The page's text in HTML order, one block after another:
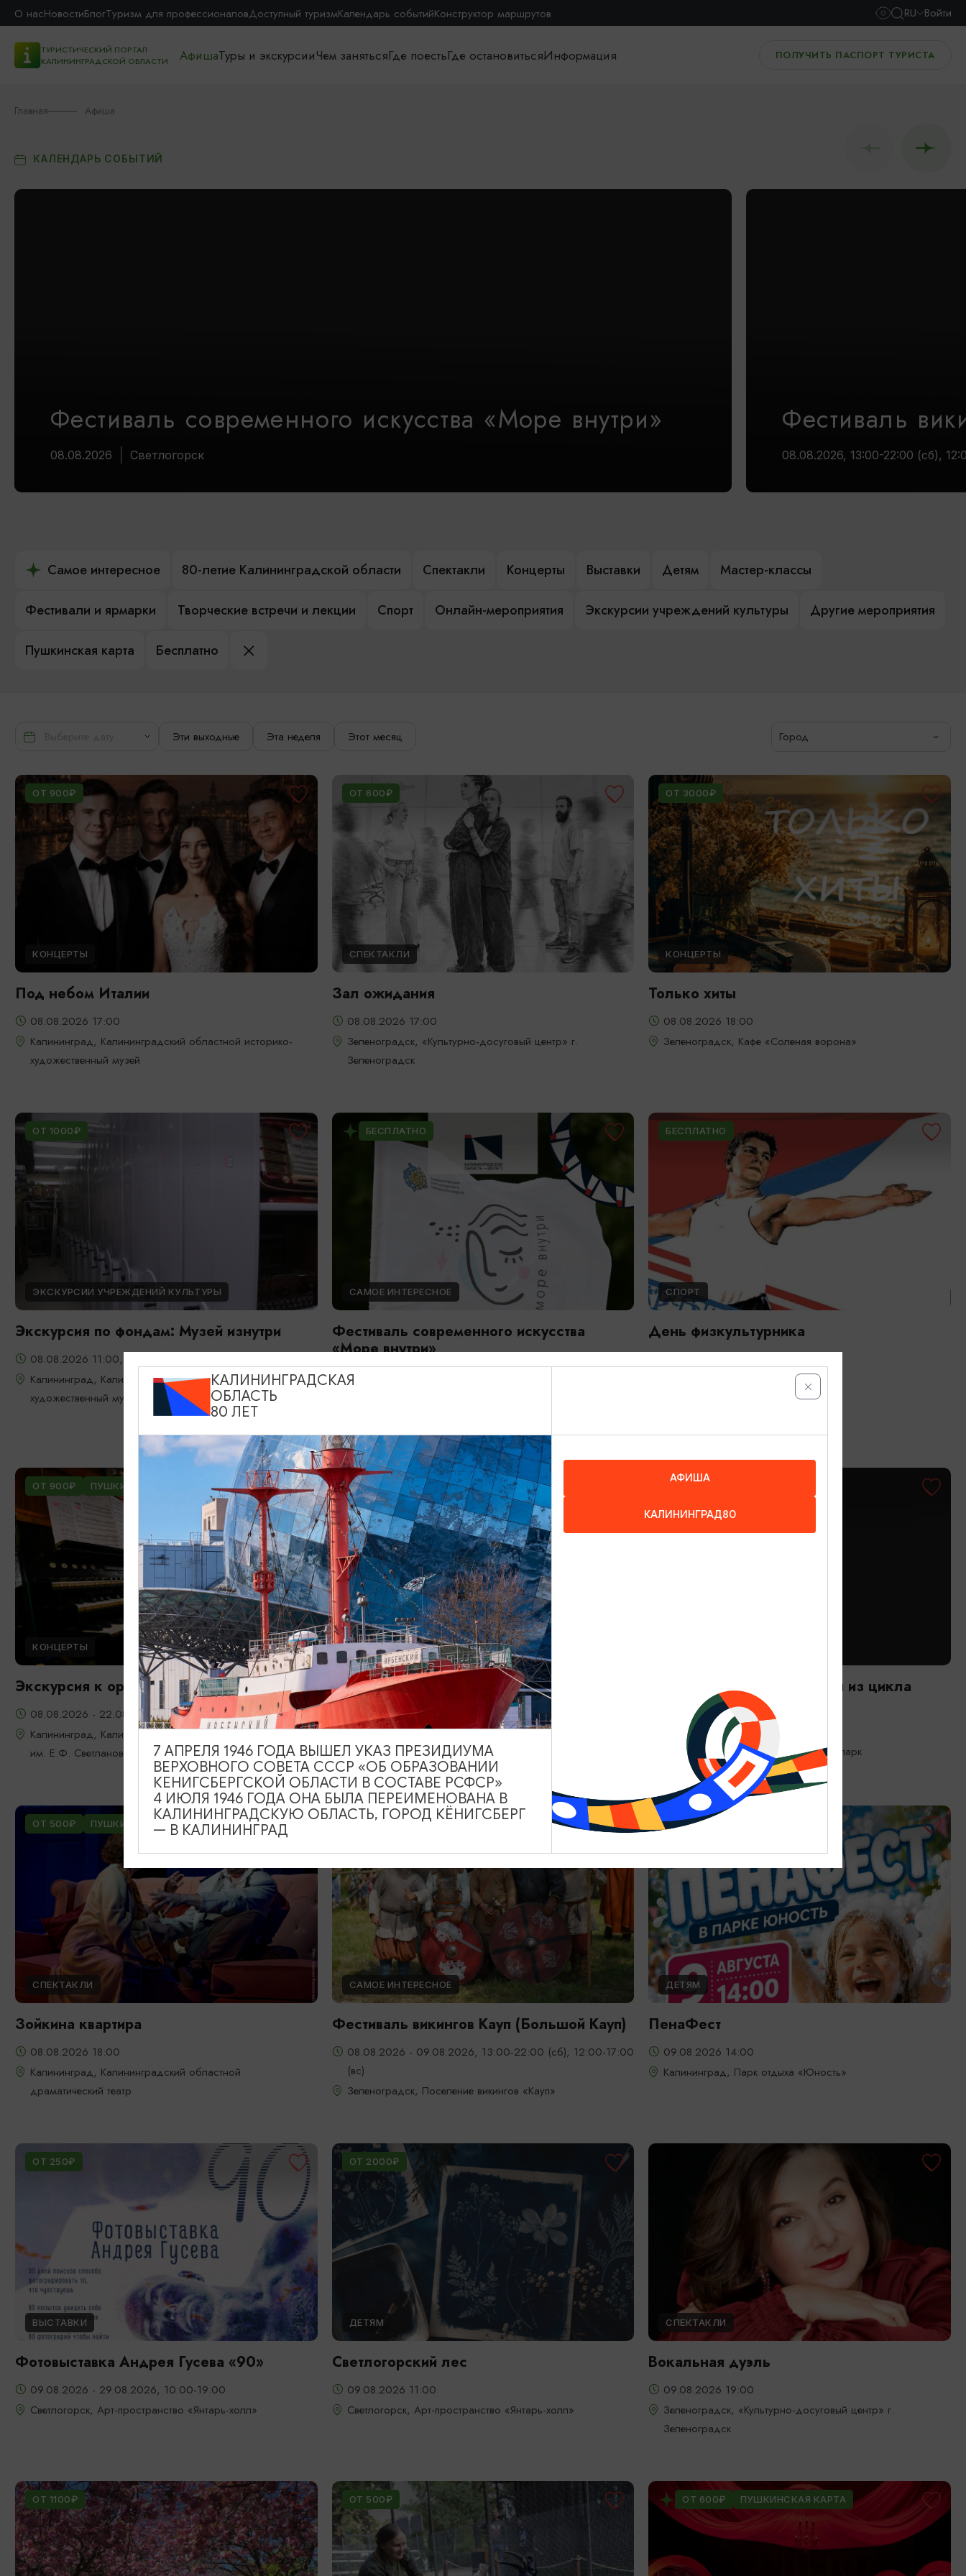
О насНовостиБлогТуризм для профессионаловДоступный туризмКалендарь событийКонструктор маршрутов RU Войти
ТУРИСТИЧЕСКИЙ ПОРТАЛ
КАЛИНИНГРАДСКОЙ ОБЛАСТИ
АфишаТуры и экскурсииЧем занятьсяГде поестьГде остановитьсяИнформация ПОЛУЧИТЬ ПАСПОРТ ТУРИСТА
Главная Афиша
КАЛЕНДАРЬ СОБЫТИЙ
Фестиваль современного искусства «Море внутри»
08.08.2026 Светлогорск
Фестиваль
08.08.2026, 13:00-22:00 (сб),
Самое интересное 80-летие Калининградской области Спектакли Концерты Выставки Детям Мастер-классы
Фестивали и ярмарки Творческие встречи и лекции Спорт Онлайн-мероприятия Экскурсии учреждений культуры Другие мероприятия
Пушкинская карта Бесплатно
Эти выходные Эта неделя Этот месяц Город
ОТ 900₽
КОНЦЕРТЫ
Под небом Италии
08.08.2026 17:00
Калининград, Калининградский областной историко-
художественный музей
ОТ 600₽
СПЕКТАКЛИ
Зал ожидания
08.08.2026 17:00
Зеленоградск, «Культурно-досуговый центр» г.
Зеленоградск
ОТ 3000₽
КОНЦЕРТЫ
Только хиты
08.08.2026 18:00
Зеленоградск, Кафе «Соленая ворона»
ОТ 1000₽
ЭКСКУРСИИ УЧРЕЖДЕНИЙ КУЛЬТУРЫ
Экскурсия по фондам: Музей изнутри
08.08.2026 11:00, 13:00, 15:00
Калининград, Калининградский областной историко-
художественный музей
БЕСПЛАТНО
САМОЕ ИНТЕРЕСНОЕ
Фестиваль современного искусства
«Море внутри»
08.08.2026 - 09.08.2026
БЕСПЛАТНО
СПОРТ
День физкультурника
ОТ 900₽ ПУШКИНСКАЯ КАРТА БЕСПЛАТНО
КОНЦЕРТЫ
Экскурсия к органу
08.08.2026 - 22.08.2026, 18:00
Калининград, Калининградская областная филармония
им. Е.Ф. Светланова
ОТ 2500₽
КОНЦЕРТЫ
Моя Мишель
08.08.2026 19:00
Светлогорск, Театр эстрады «Янтарь-холл»
Следы времени. Экскурсия из цикла
«Другой зоопарк»
08.08.2026 10:00
Калининград, Калининградский зоопарк
ОТ 500₽ ПУШКИНСКАЯ КАРТА
СПЕКТАКЛИ
Зойкина квартира
08.08.2026 18:00
Калининград, Калининградский областной
драматический театр
САМОЕ ИНТЕРЕСНОЕ
Фестиваль викингов Кауп (Большой Кауп)
08.08.2026 - 09.08.2026, 13:00-22:00 (сб), 12:00-17:00
(вс)
Зеленоградск, Поселение викингов «Кауп»
БЕСПЛАТНО
ДЕТЯМ
ПенаФест
09.08.2026 14:00
Калининград, Парк отдыха «Юность»
ОТ 250₽
ВЫСТАВКИ
Фотовыставка Андрея Гусева «90»
09.08.2026 - 29.08.2026, 10:00-19:00
Светлогорск, Арт-пространство «Янтарь-холл»
ОТ 2000₽
ДЕТЯМ
Светлогорский лес
09.08.2026 11:00
Светлогорск, Арт-пространство «Янтарь-холл»
СПЕКТАКЛИ
Вокальная дуэль
09.08.2026 19:00
Зеленоградск, «Культурно-досуговый центр» г.
Зеленоградск
ОТ 1100₽ ОТ 500₽ ОТ 600₽ ПУШКИНСКАЯ КАРТА
КАЛИНИНГРАДСКАЯ
ОБЛАСТЬ
80 ЛЕТ
АФИША
КАЛИНИНГРАД80
7 АПРЕЛЯ 1946 ГОДА ВЫШЕЛ УКАЗ ПРЕЗИДИУМА
ВЕРХОВНОГО СОВЕТА СССР «ОБ ОБРАЗОВАНИИ
КЕНИГСБЕРГСКОЙ ОБЛАСТИ В СОСТАВЕ РСФСР»
4 ИЮЛЯ 1946 ГОДА ОНА БЫЛА ПЕРЕИМЕНОВАНА В
КАЛИНИНГРАДСКУЮ ОБЛАСТЬ, ГОРОД КЁНИГСБЕРГ
— В КАЛИНИНГРАД